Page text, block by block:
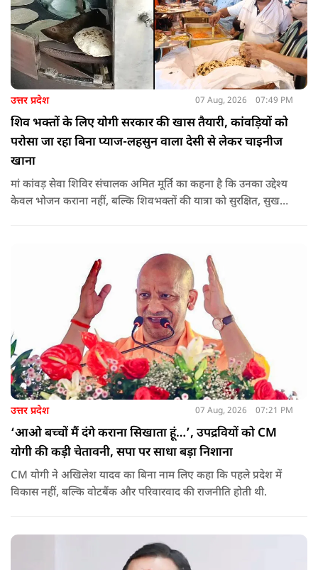
उत्तर प्रदेश 07 Aug, 2026 07:49 PM
शिव भक्तों के लिए योगी सरकार की खास तैयारी, कांवड़ियों को
परोसा जा रहा बिना प्याज-लहसुन वाला देसी से लेकर चाइनीज
खाना
मां कांवड़ सेवा शिविर संचालक अमित मूर्ति का कहना है कि उनका उद्देश्य
केवल भोजन कराना नहीं, बल्कि शिवभक्तों की यात्रा को सुरक्षित, सुखद
उत्तर प्रदेश 07 Aug, 2026 07:21 PM
‘आओ बच्चों मैं दंगे कराना सिखाता हूं…’, उपद्रवियों को CM
योगी की कड़ी चेतावनी, सपा पर साधा बड़ा निशाना
CM योगी ने अखिलेश यादव का बिना नाम लिए कहा कि पहले प्रदेश में
विकास नहीं, बल्कि वोटबैंक और परिवारवाद की राजनीति होती थी.